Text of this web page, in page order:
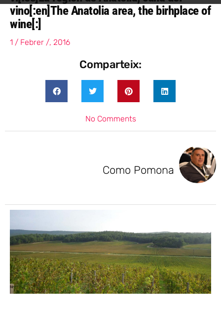
vino[:en]The Anatolia area, the birhplace of
wine[:]
1 / Febrer /, 2016
Comparteix:
No Comments
Como Pomona